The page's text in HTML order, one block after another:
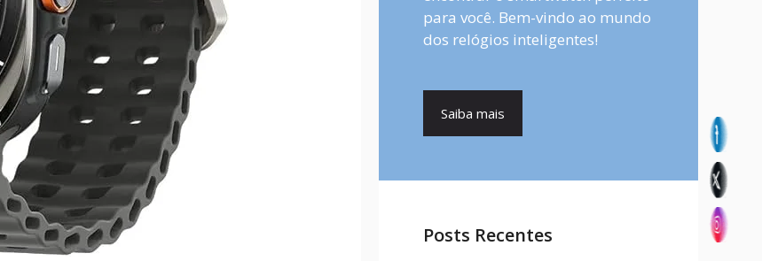
para você. Bem-vindo ao mundo
dos relógios inteligentes!
Saiba mais
Posts Recentes